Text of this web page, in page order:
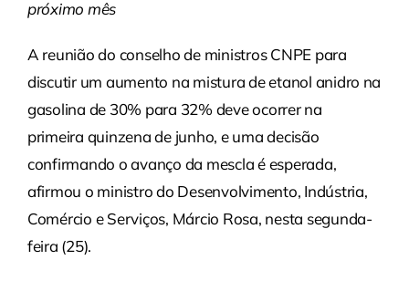
próximo mês
A reunião do conselho de ministros CNPE para
discutir um aumento na mistura de etanol anidro na
gasolina de 30% para 32% deve ocorrer na
primeira quinzena de junho, e uma decisão
confirmando o avanço da mescla é esperada,
afirmou o ministro do Desenvolvimento, Indústria,
Comércio e Serviços, Márcio Rosa, nesta segunda-
feira (25).